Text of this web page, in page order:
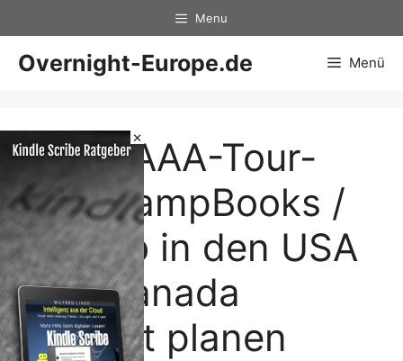
×
Inhalt
springen
Menu
Overnight-Europe.de Menü
Neue AAA-Tour-
und CampBooks /
Urlaub in den USA
und Kanada
perfekt planen